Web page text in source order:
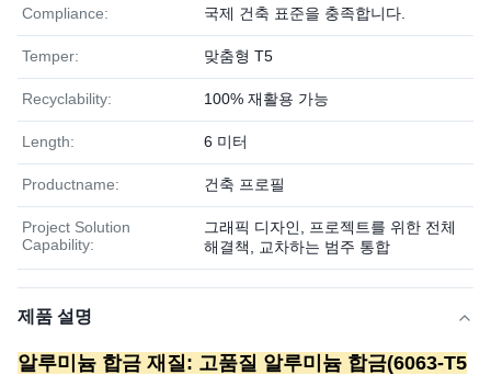
Compliance: 국제 건축 표준을 충족합니다.
Temper: 맞춤형 T5
Recyclability: 100% 재활용 가능
Length: 6 미터
Productname: 건축 프로필
Project Solution
Capability:
그래픽 디자인, 프로젝트를 위한 전체
해결책, 교차하는 범주 통합
제품 설명
알루미늄 합금 재질: 고품질 알루미늄 합금(6063-T5